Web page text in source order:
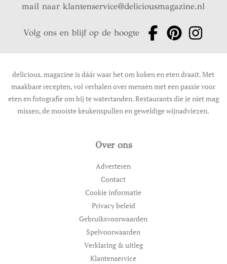
mail naarklantenservice@deliciousmagazine.nl
Volg ons en blijf op de hoogte
delicious. magazine is dáár waar het om koken en eten draait. Met
maakbare recepten, vol verhalen over mensen met een passie voor
eten en fotografie om bij te watertanden. Restaurants die je niet mag
missen, de mooiste keukenspullen en geweldige wijnadviezen.
Over ons
Adverteren
Contact
Cookie informatie
Privacy beleid
Gebruiksvoorwaarden
Spelvoorwaarden
Verklaring & uitleg
Klantenservice